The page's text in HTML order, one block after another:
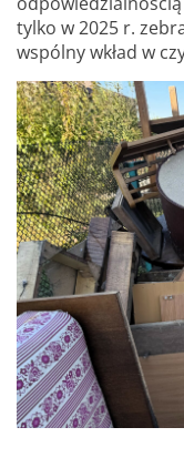
tylko w 2025 r.
wspólny wkład w